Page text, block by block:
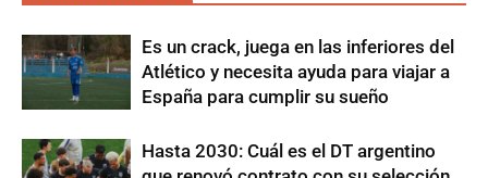
Es un crack, juega en las inferiores del
Atlético y necesita ayuda para viajar a
España para cumplir su sueño
Hasta 2030: Cuál es el DT argentino